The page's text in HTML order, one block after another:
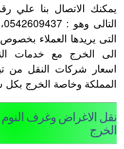
الاتصال بنا علي
يريدها العملاء بخصوص
الخرج مع خدمات
شركات النقل من
وخاصة الخرج بكل
الاغراض وغرف النوم